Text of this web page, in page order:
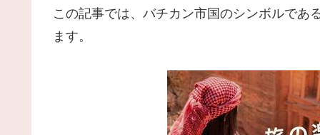
この記事では、バチカン市国のシンボルであ
ます。